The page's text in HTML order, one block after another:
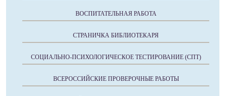
ВОСПИТАТЕЛЬНАЯ РАБОТА
СТРАНИЧКА БИБЛИОТЕКАРЯ
СОЦИАЛЬНО-ПСИХОЛОГИЧЕСКОЕ ТЕСТИРОВАНИЕ (СПТ)
ВСЕРОССИЙСКИЕ ПРОВЕРОЧНЫЕ РАБОТЫ